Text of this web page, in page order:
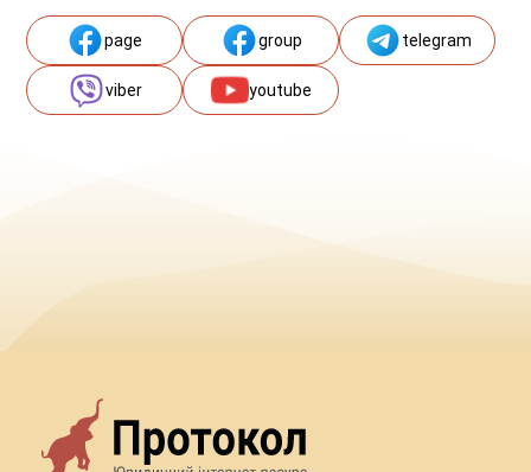
page group telegram
viber youtube